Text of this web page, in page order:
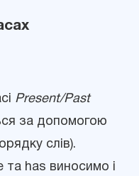
Present/Past
за допомогою
слів).
та has виносимо і